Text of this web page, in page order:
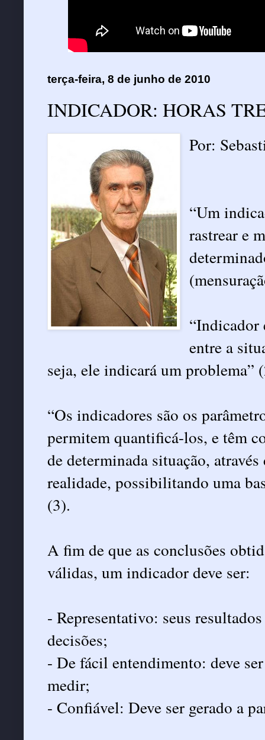
terça-feira, 8 de junho de 2010
INDICADOR: HORAS
Por:
“Um
rastrear e
“Indicador
entre a
seja, ele indicará um problema”
“Os indicadores são os
permitem quantificá-los, e têm
de determinada situação,
realidade, possibilitando uma
(3).
A fim de que as conclusões
válidas, um indicador deve ser:
- Representativo: seus
decisões;
- De fácil entendimento: deve
medir;
- Confiável: Deve ser gerado a